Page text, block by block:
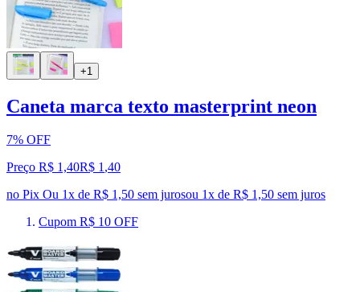
+1
Caneta marca texto masterprint neon
7% OFF
Preço R$ 1,40R$ 1,40
no Pix Ou 1x de R$ 1,50 sem jurosou 1x de R$ 1,50 sem juros
Cupom R$ 10 OFF